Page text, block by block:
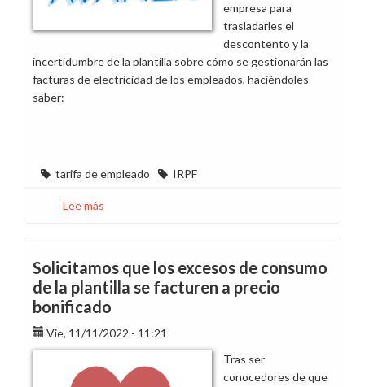
empresa para
trasladarles el
descontento y la
incertidumbre de la plantilla sobre cómo se gestionarán las
facturas de electricidad de los empleados, haciéndoles
saber:
tarifa de empleado IRPF
Lee más
la
dirección
de
la
empresa
transparencia
Solicitamos que los excesos de consumo
de la plantilla se facturen a precio
bonificado
Vie, 11/11/2022 - 11:21
Tras ser
conocedores de que